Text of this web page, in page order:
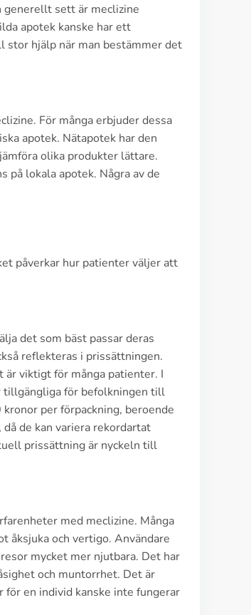
generellt sett är meclizine
apotek kanske har ett
hjälp när man bestämmer det
För många erbjuder dessa
apotek. Nätapotek har den
olika produkter lättare.
på lokala apotek. Några av de
påverkar hur patienter väljer att
det som bäst passar deras
reflekteras i prissättningen.
viktigt för många patienter. I
tillgängliga för befolkningen till
per förpackning, beroende
de kan variera rekordartat
prissättning är nyckeln till
med meclizine. Många
åksjuka och vertigo. Användare
mycket mer njutbara. Det har
och muntorrhet. Det är
en individ kanske inte fungerar